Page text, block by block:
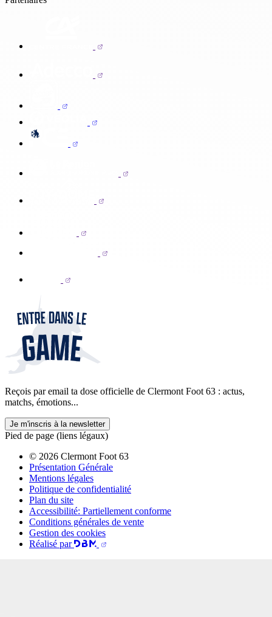
Reçois par email ta dose officielle de Clermont Foot 63 : actus,
matchs, émotions...
Je m'inscris à la newsletter
Pied de page (liens légaux)
© 2026 Clermont Foot 63
Présentation Générale
Mentions légales
Politique de confidentialité
Plan du site
Accessibilité: Partiellement conforme
Conditions générales de vente
Gestion des cookies
Réalisé par